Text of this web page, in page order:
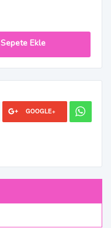
Sepete Ekle
GOOGLE+